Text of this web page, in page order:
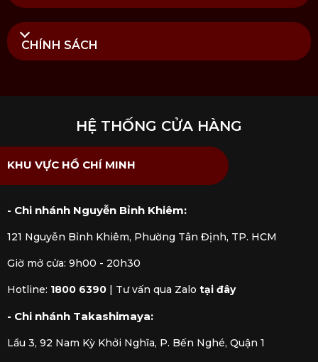
CHÍNH SÁCH
HỆ THỐNG CỬA HÀNG
KHU VỰC HỒ CHÍ MINH
- Chi nhánh Nguyễn Bỉnh Khiêm:
121 Nguyễn Bỉnh Khiêm, Phường Tân Định, TP. HCM
Giờ mở cửa: 9h00 - 20h30
Hotline: 1800 6390 | Tư vấn qua Zalo tại đây
- Chi nhánh Takashimaya:
Lầu 3, 92 Nam Kỳ Khởi Nghĩa, P. Bến Nghé, Quận 1